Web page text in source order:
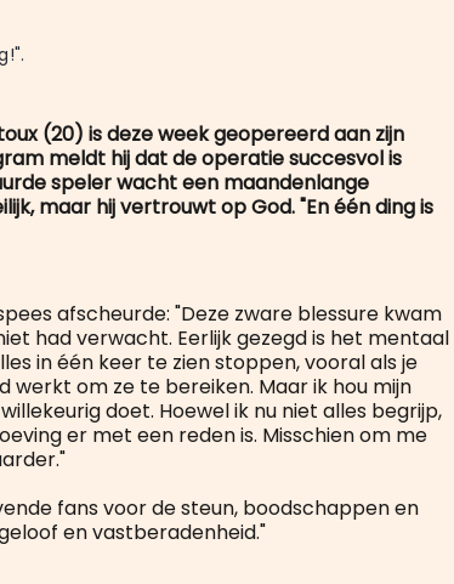
(20) is deze week geopereerd aan zijn
meldt hij dat de operatie succesvol is
speler wacht een maandenlange
maar hij vertrouwt op God. "En één ding is
afscheurde: "Deze zware blessure kwam
had verwacht. Eerlijk gezegd is het mentaal
in één keer te zien stoppen, vooral als je
werkt om ze te bereiken. Maar ik hou mijn
doet. Hoewel ik nu niet alles begrijp,
er met een reden is. Misschien om me
fans voor de steun, boodschappen en
en vastberadenheid."